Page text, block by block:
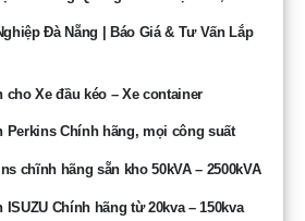
Đà Nẵng | Báo Giá & Tư Vấn Lắp
cho Xe đầu kéo – Xe container
Perkins Chính hãng, mọi công suất
chĩnh hãng sẵn kho 50kVA – 2500kVA
Chính hãng từ 20kva – 150kva